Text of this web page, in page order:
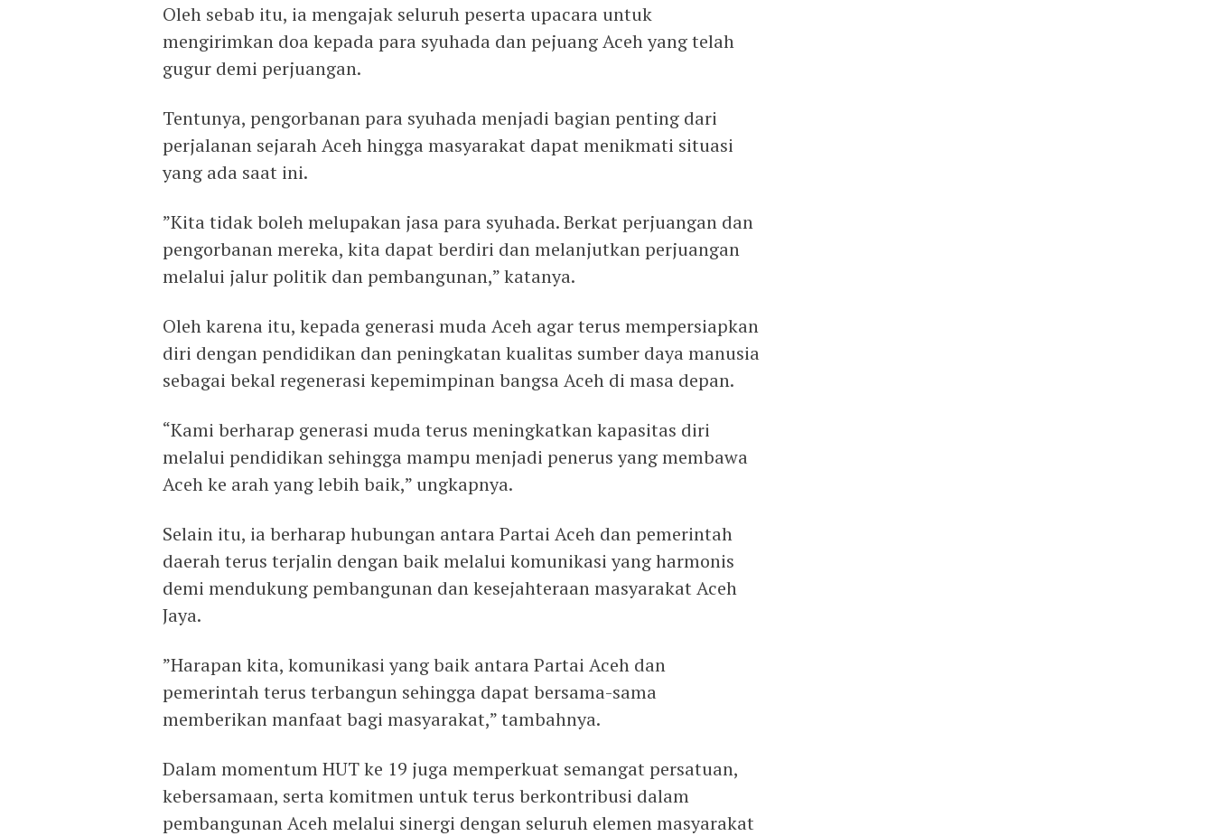
‎Oleh sebab itu, ia mengajak seluruh peserta upacara untuk
mengirimkan doa kepada para syuhada dan pejuang Aceh yang telah
gugur demi perjuangan.
‎Tentunya, pengorbanan para syuhada menjadi bagian penting dari
perjalanan sejarah Aceh hingga masyarakat dapat menikmati situasi
yang ada saat ini.
‎”Kita tidak boleh melupakan jasa para syuhada. Berkat perjuangan dan
pengorbanan mereka, kita dapat berdiri dan melanjutkan perjuangan
melalui jalur politik dan pembangunan,” katanya.
‎Oleh karena itu, kepada generasi muda Aceh agar terus mempersiapkan
diri dengan pendidikan dan peningkatan kualitas sumber daya manusia
sebagai bekal regenerasi kepemimpinan bangsa Aceh di masa depan.
‎“Kami berharap generasi muda terus meningkatkan kapasitas diri
melalui pendidikan sehingga mampu menjadi penerus yang membawa
Aceh ke arah yang lebih baik,” ungkapnya.
‎Selain itu, ia berharap hubungan antara Partai Aceh dan pemerintah
daerah terus terjalin dengan baik melalui komunikasi yang harmonis
demi mendukung pembangunan dan kesejahteraan masyarakat Aceh
Jaya.
‎”Harapan kita, komunikasi yang baik antara Partai Aceh dan
pemerintah terus terbangun sehingga dapat bersama-sama
memberikan manfaat bagi masyarakat,” tambahnya.
‎Dalam momentum HUT ke 19 juga memperkuat semangat persatuan,
kebersamaan, serta komitmen untuk terus berkontribusi dalam
pembangunan Aceh melalui sinergi dengan seluruh elemen masyarakat